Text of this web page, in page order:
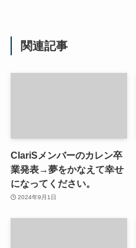
関連記事
ClariSメンバーのカレン卒
業発表→夢をかなえて幸せ
になってください。
2024年9月1日